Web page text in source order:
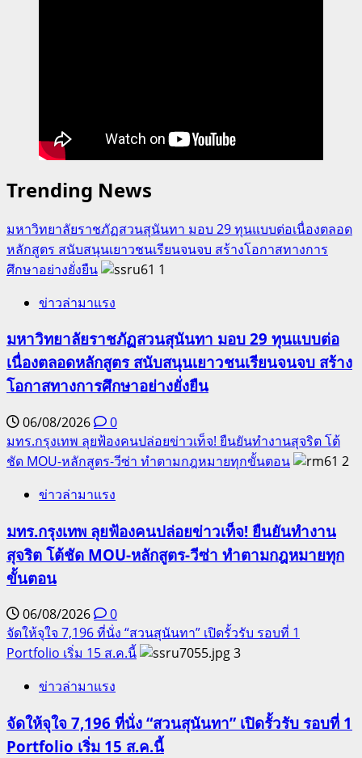
Trending News
มหาวิทยาลัยราชภัฏสวนสุนันทา มอบ 29 ทุนแบบต่อเนื่องตลอด
หลักสูตร สนับสนุนเยาวชนเรียนจนจบ สร้างโอกาสทางการ
ศึกษาอย่างยั่งยืน
1
ข่าวล่ามาแรง
มหาวิทยาลัยราชภัฏสวนสุนันทา มอบ 29 ทุนแบบต่อ
เนื่องตลอดหลักสูตร สนับสนุนเยาวชนเรียนจนจบ สร้าง
โอกาสทางการศึกษาอย่างยั่งยืน
06/08/2026
0
มทร.กรุงเทพ ลุยฟ้องคนปล่อยข่าวเท็จ! ยืนยันทำงานสุจริต โต้
ชัด MOU-หลักสูตร-วีซ่า ทำตามกฎหมายทุกขั้นตอน
2
ข่าวล่ามาแรง
มทร.กรุงเทพ ลุยฟ้องคนปล่อยข่าวเท็จ! ยืนยันทำงาน
สุจริต โต้ชัด MOU-หลักสูตร-วีซ่า ทำตามกฎหมายทุก
ขั้นตอน
06/08/2026
0
จัดให้จุใจ 7,196 ที่นั่ง “สวนสุนันทา” เปิดรั้วรับ รอบที่ 1
Portfolio เริ่ม 15 ส.ค.นี้
3
ข่าวล่ามาแรง
จัดให้จุใจ 7,196 ที่นั่ง “สวนสุนันทา” เปิดรั้วรับ รอบที่ 1
Portfolio เริ่ม 15 ส.ค.นี้